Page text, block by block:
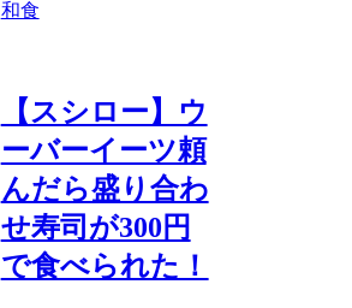
和食
【スシロー】ウ
ーバーイーツ頼
んだら盛り合わ
せ寿司が300円
で食べられた！